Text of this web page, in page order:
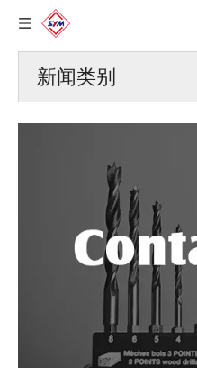
新闻类别